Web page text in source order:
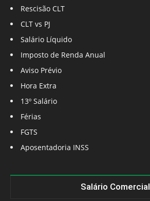
Rescisão CLT
CLT vs PJ
Salário Líquido
Imposto de Renda Anual
Aviso Prévio
Hora Extra
13º Salário
Férias
FGTS
Aposentadoria INSS
Salário Comercial